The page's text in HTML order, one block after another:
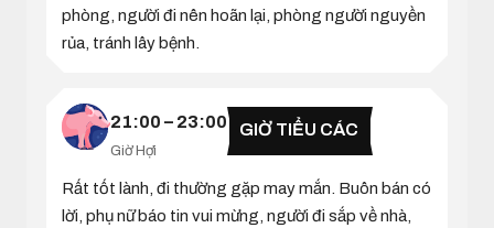
phòng, người đi nên hoãn lại, phòng người nguyền
rủa, tránh lây bệnh.
21:00 – 23:00
Giờ Hợi
GIỜ TIỂU CÁC
Rất tốt lành, đi thường gặp may mắn. Buôn bán có
lời, phụ nữ báo tin vui mừng, người đi sắp về nhà,